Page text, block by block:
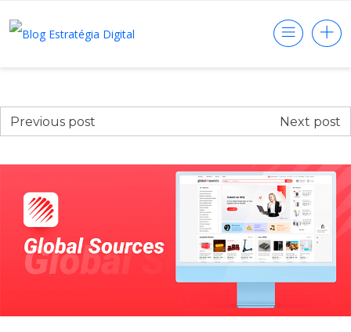
Previous post Next post